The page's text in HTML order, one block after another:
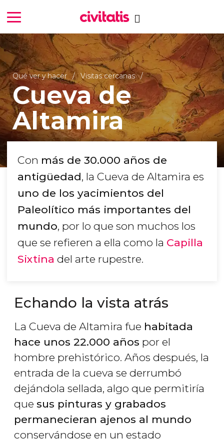
Qué ver y hacer Visitas cercanas
Cueva de
Altamira
Con más de 30.000 años de
antigüedad, la Cueva de Altamira es
uno de los yacimientos del
Paleolítico más importantes del
mundo, por lo que son muchos los
que se refieren a ella como la Capilla
Sixtina del arte rupestre.
Echando la vista atrás
La Cueva de Altamira fue habitada
hace unos 22.000 años por el
hombre prehistórico. Años después, la
entrada de la cueva se derrumbó
dejándola sellada, algo que permitiría
que sus pinturas y grabados
permanecieran ajenos al mundo
conservándose en un estado